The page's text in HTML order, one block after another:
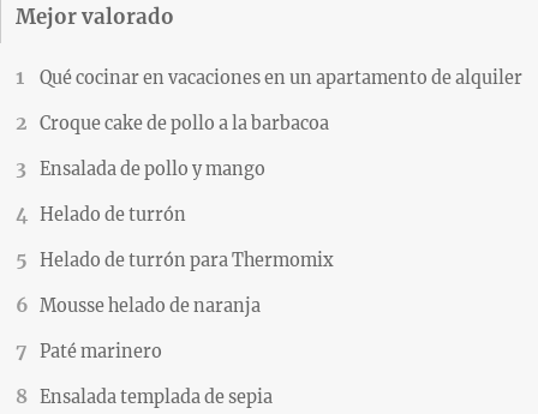
Mejor valorado
Qué cocinar en vacaciones en un apartamento de alquiler
Croque cake de pollo a la barbacoa
Ensalada de pollo y mango
Helado de turrón
Helado de turrón para Thermomix
Mousse helado de naranja
Paté marinero
Ensalada templada de sepia